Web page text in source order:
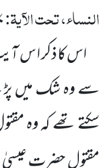
النساء، تحت الآیۃ:
اس کا ذکر ا س
سے وہ شک میں
سکتے تھے کہ وہ